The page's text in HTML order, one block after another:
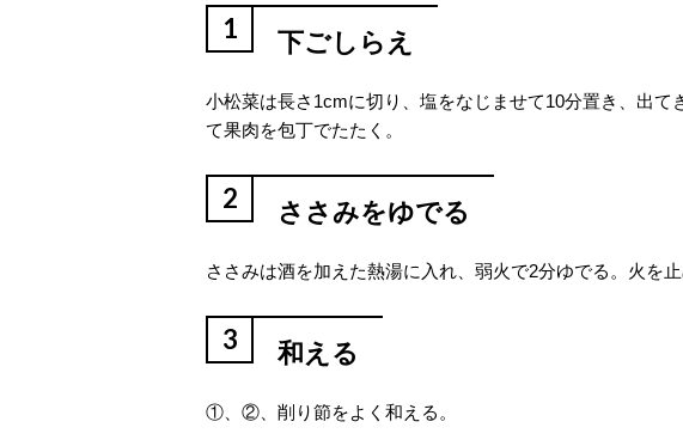
1 下ごしらえ
小松菜は長さ1cmに切り、塩をなじませて10分置き、出
て果肉を包丁でたたく。
2 ささみをゆでる
ささみは酒を加えた熱湯に入れ、弱火で2分ゆでる。火を
3 和える
①、②、削り節をよく和える。